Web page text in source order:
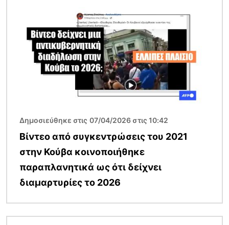
Δημοσιεύθηκε στις 07/04/2026 στις 10:42
Βίντεο από συγκεντρώσεις του 2021
στην Κούβα κοινοποιήθηκε
παραπλανητικά ως ότι δείχνει
διαμαρτυρίες το 2026